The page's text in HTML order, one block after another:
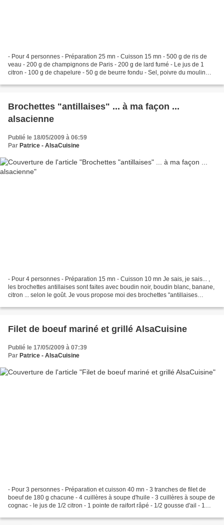
- Pour 4 personnes - Préparation 25 mn - Cuisson 15 mn - 500 g de ris de
veau - 200 g de champignons de Paris - 200 g de lard fumé - Le jus de 1
citron - 100 g de chapelure - 50 g de beurre fondu - Sel, poivre du moulin
Brochettes "antillaises" ... à ma façon ...
alsacienne
Publié le 18/05/2009 à 06:59
Par Patrice - AlsaCuisine
- Pour 4 personnes - Préparation 15 mn - Cuisson 10 mn Je sais, je sais... ,
les brochettes antillaises sont faites avec boudin noir, boudin blanc, banane,
citron ... selon le goût. Je vous propose moi des brochettes "antillaises
Filet de boeuf mariné et grillé AlsaCuisine
Publié le 17/05/2009 à 07:39
Par Patrice - AlsaCuisine
- Pour 3 personnes - Préparation et cuisson 40 mn - 3 tranches de filet de
boeuf de 180 g chacune - 4 cuillères à soupe d'huile - 3 cuillères à soupe de
cognac - le jus de 1/2 citron - 1 pointe de raifort râpé - 1/2 gousse d'ail - 1